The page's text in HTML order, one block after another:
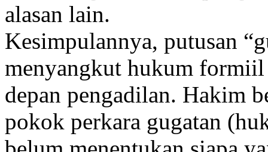
alasan lain.
Kesimpulannya, putusan
menyangkut hukum formiil
depan pengadilan. Hakim
pokok perkara gugatan